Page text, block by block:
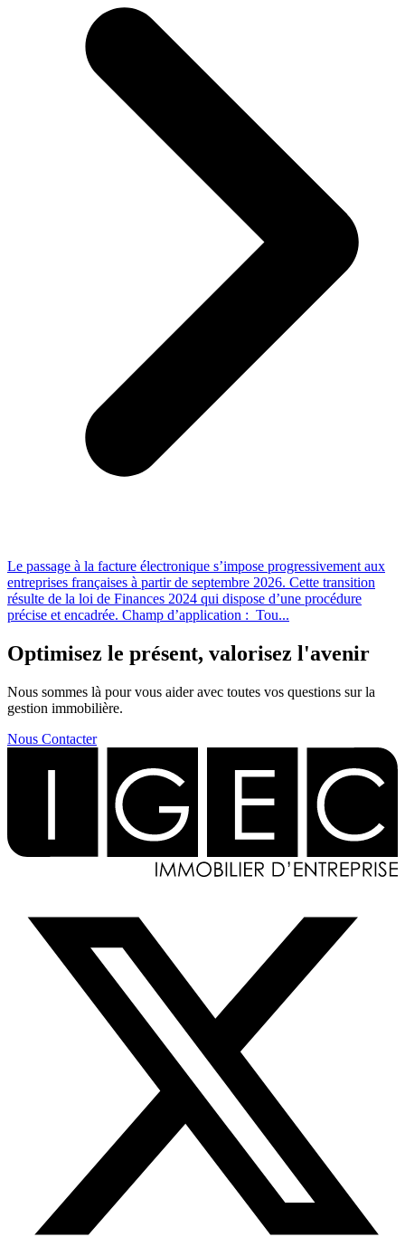
Le passage à la facture électronique s’impose progressivement aux
entreprises françaises à partir de septembre 2026. Cette transition
résulte de la loi de Finances 2024 qui dispose d’une procédure
précise et encadrée. Champ d’application : Tou...
Optimisez le présent, valorisez l'avenir
Nous sommes là pour vous aider avec toutes vos questions sur la
gestion immobilière.
Nous Contacter